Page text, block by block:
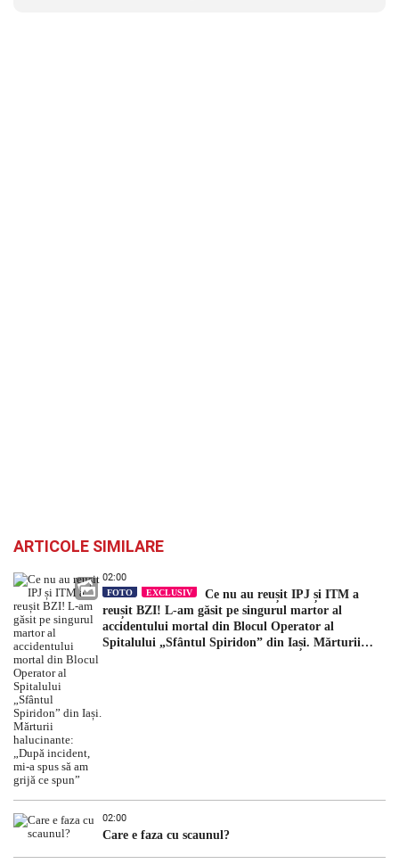
ARTICOLE SIMILARE
02:00
FOTO EXCLUSIV
Ce nu au reușit IPJ și ITM a
reușit BZI! L-am găsit pe singurul martor al
accidentului mortal din Blocul Operator al
Spitalului „Sfântul Spiridon” din Iași. Mărturii
02:00
Care e faza cu scaunul?